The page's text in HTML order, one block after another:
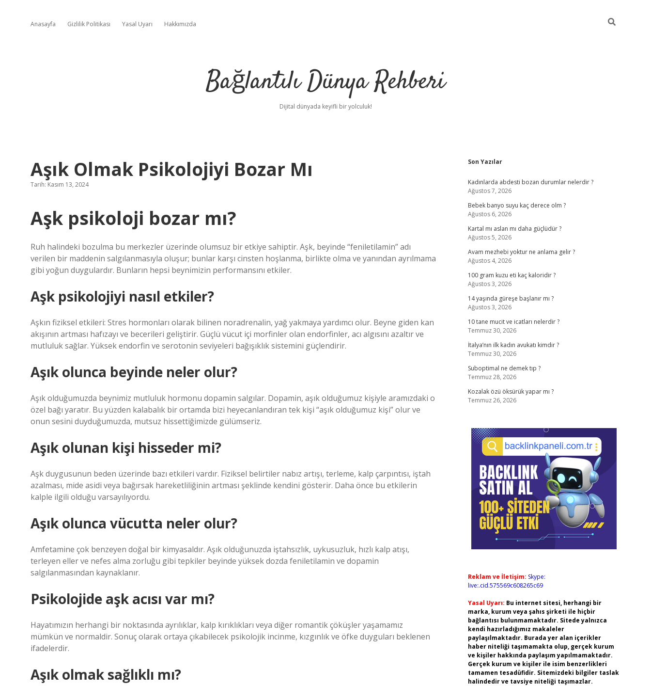
Anasayfa Gizlilik Politikası Yasal Uyarı Hakkımızda
Bağlantılı Dünya Rehberi
Dijital dünyada keyifli bir yolculuk!
Aşık Olmak Psikolojiyi Bozar Mı
Tarih: Kasım 13, 2024
Aşk psikoloji bozar mı?
Ruh halindeki bozulma bu merkezler üzerinde olumsuz bir etkiye sahiptir. Aşk, beyinde “feniletilamin” adı
verilen bir maddenin salgılanmasıyla oluşur; bunlar karşı cinsten hoşlanma, birlikte olma ve yanından ayrılmama
gibi yoğun duygulardır. Bunların hepsi beynimizin performansını etkiler.
Aşk psikolojiyi nasıl etkiler?
Aşkın fiziksel etkileri: Stres hormonları olarak bilinen noradrenalin, yağ yakmaya yardımcı olur. Beyne giden kan
akışının artması hafızayı ve becerileri geliştirir. Güçlü vücut içi morfinler olan endorfinler, acı algısını azaltır ve
mutluluk sağlar. Yüksek endorfin ve serotonin seviyeleri bağışıklık sistemini güçlendirir.
Aşık olunca beyinde neler olur?
Aşık olduğumuzda beynimiz mutluluk hormonu dopamin salgılar. Dopamin, aşık olduğumuz kişiyle aramızdaki o
özel bağı yaratır. Bu yüzden kalabalık bir ortamda bizi heyecanlandıran tek kişi “aşık olduğumuz kişi” olur ve
onun sesini duyduğumuzda, mutsuz hissettiğimizde gülümseriz.
Aşık olunan kişi hisseder mi?
Aşk duygusunun beden üzerinde bazı etkileri vardır. Fiziksel belirtiler nabız artışı, terleme, kalp çarpıntısı, iştah
azalması, mide asidi veya bağırsak hareketliliğinin artması şeklinde kendini gösterir. Daha önce bu etkilerin
kalple ilgili olduğu varsayılıyordu.
Aşık olunca vücutta neler olur?
Amfetamine çok benzeyen doğal bir kimyasaldır. Aşık olduğunuzda iştahsızlık, uykusuzluk, hızlı kalp atışı,
terleyen eller ve nefes alma zorluğu gibi tepkiler beyinde yüksek dozda feniletilamin ve dopamin
salgılanmasından kaynaklanır.
Psikolojide aşk acısı var mı?
Hayatımızın herhangi bir noktasında ayrılıklar, kalp kırıklıkları veya diğer romantik çöküşler yaşamamız
mümkün ve normaldir. Sonuç olarak ortaya çıkabilecek psikolojik incinme, kızgınlık ve öfke duyguları beklenen
ifadelerdir.
Aşık olmak sağlıklı mı?
Sidebar
Son Yazılar
Kadınlarda abdesti bozan durumlar nelerdir ?
Ağustos 7, 2026
Bebek banyo suyu kaç derece olm ?
Ağustos 6, 2026
Kartal mı aslan mı daha güçlüdür ?
Ağustos 5, 2026
Avam mezhebi yoktur ne anlama gelir ?
Ağustos 4, 2026
100 gram kuzu eti kaç kaloridir ?
Ağustos 3, 2026
14 yaşında güreşe başlanır mı ?
Ağustos 3, 2026
10 tane mucit ve icatları nelerdir ?
Temmuz 30, 2026
İtalya’nın ilk kadın avukatı kimdir ?
Temmuz 30, 2026
Suboptimal ne demek tıp ?
Temmuz 28, 2026
Kozalak özü öksürük yapar mı ?
Temmuz 26, 2026
Reklam ve İletişim: Skype:
live:.cid.575569c608265c69
Yasal Uyarı: Bu internet sitesi, herhangi bir
marka, kurum veya şahıs şirketi ile hiçbir
bağlantısı bulunmamaktadır. Sitede yalnızca
kendi hazırladığımız makaleler
paylaşılmaktadır. Burada yer alan içerikler
haber niteliği taşımamakta olup, gerçek kurum
ve kişiler hakkında paylaşım yapılmamaktadır.
Gerçek kurum ve kişiler ile isim benzerlikleri
tamamen tesadüfidir. Sitemizdeki bilgiler taslak
halindedir ve tavsiye niteliği taşımazlar.